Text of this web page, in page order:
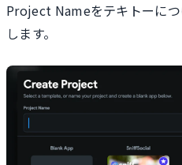
Project Nameをテキトーに
します。